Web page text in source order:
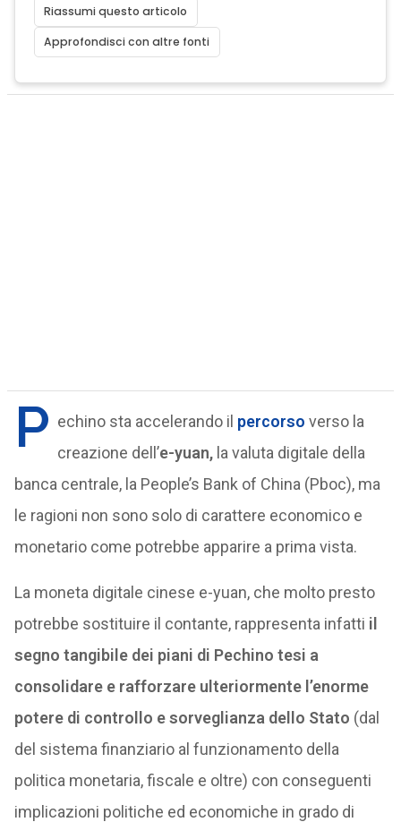
Riassumi questo articolo
Approfondisci con altre fonti
P echino sta accelerando il percorso verso la
creazione dell’e-yuan, la valuta digitale della
banca centrale, la People’s Bank of China (Pboc), ma
le ragioni non sono solo di carattere economico e
monetario come potrebbe apparire a prima vista.
La moneta digitale cinese e-yuan, che molto presto
potrebbe sostituire il contante, rappresenta infatti il
segno tangibile dei piani di Pechino tesi a
consolidare e rafforzare ulteriormente l’enorme
potere di controllo e sorveglianza dello Stato (dal
del sistema finanziario al funzionamento della
politica monetaria, fiscale e oltre) con conseguenti
implicazioni politiche ed economiche in grado di